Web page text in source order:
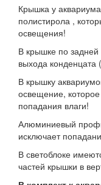
Крышка у
полистирола ,
освещения!
В крышке по задней
выхода конденцата
В крышку
освещение,
попадания влаги!
Алюминиевый
исключает
В светоблоке
частей крышки в